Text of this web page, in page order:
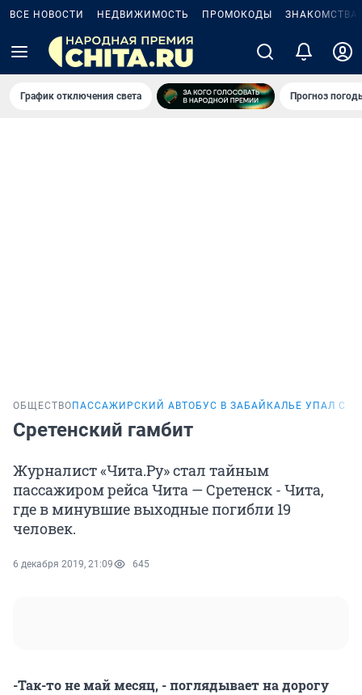
ВСЕ НОВОСТИ НЕДВИЖИМОСТЬ ПРОМОКОДЫ ЗНАКОМСТВА
График отключения света Прогноз
ОБЩЕСТВО ПАССАЖИРСКИЙ АВТОБУС В ЗАБАЙКАЛЬЕ УПАЛ С
Сретенский гамбит
Журналист «Чита.Ру» стал тайным
пассажиром рейса Чита — Сретенск - Чита,
где в минувшие выходные погибли 19
человек.
6 декабря 2019, 21:09 645
-Так-то не май месяц, - поглядывает на дорогу